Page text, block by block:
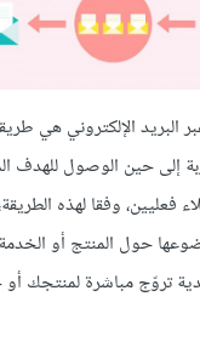
البريد الإلكتروني هي
إلى حين الوصول للهدف
فعليين، وفقا لهذه
حول المنتج أو الخدمة
تروّج مباشرة لمنتجك